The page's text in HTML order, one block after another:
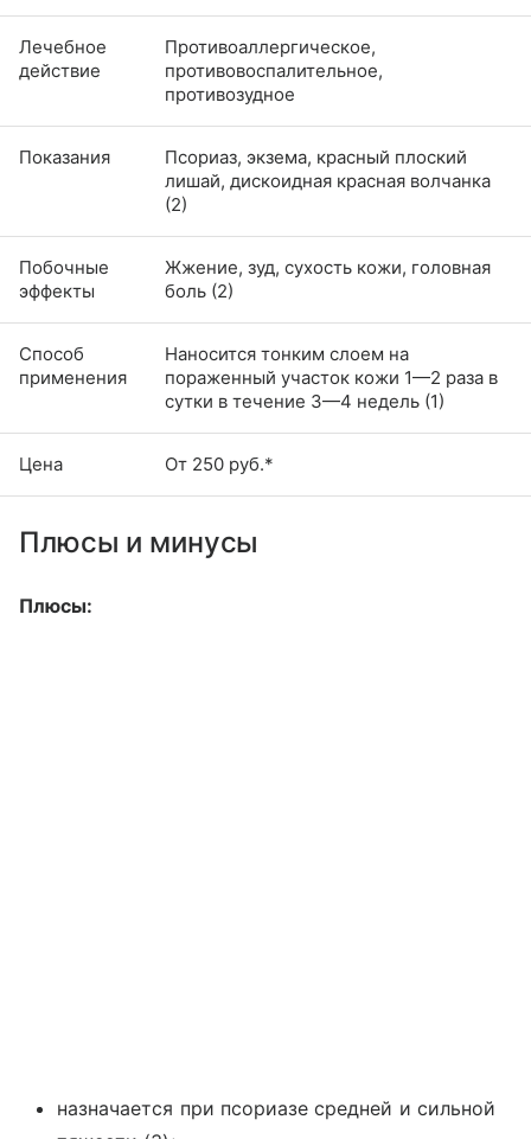
Лечебное
действие
Противоаллергическое,
противовоспалительное,
противозудное
Показания
Псориаз, экзема, красный плоский
лишай, дискоидная красная волчанка
(2)
Побочные
эффекты
Жжение, зуд, сухость кожи, головная
боль (2)
Способ
применения
Наносится тонким слоем на
пораженный участок кожи 1—2 раза в
сутки в течение 3—4 недель (1)
Цена От 250 руб.*
Плюсы и минусы
Плюсы:
назначается при псориазе средней и сильной